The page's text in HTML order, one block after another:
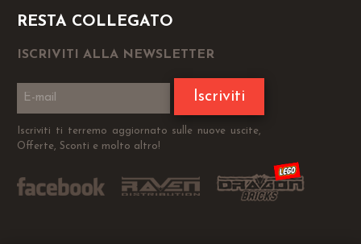
RESTA COLLEGATO
ISCRIVITI ALLA NEWSLETTER
Iscriviti
Iscriviti ti terremo aggiornato sulle nuove uscite,
Offerte, Sconti e molto altro!